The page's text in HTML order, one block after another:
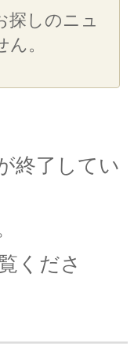
探しのニュ
。
終了してい
くださ